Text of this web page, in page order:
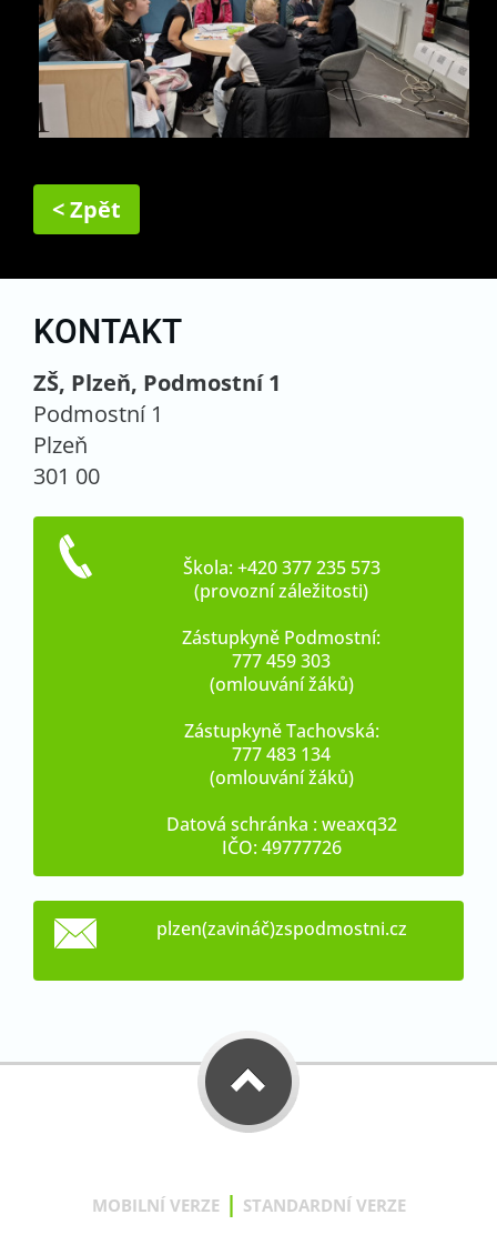
< Zpět
KONTAKT
ZŠ, Plzeň, Podmostní 1
Podmostní 1
Plzeň
301 00
Škola: +420 377 235 573
(provozní záležitosti)
Zástupkyně Podmostní:
777 459 303
(omlouvání žáků)
Zástupkyně Tachovská:
777 483 134
(omlouvání žáků)
Datová schránka : weaxq32
IČO: 49777726
plzen(zavináč)zspodmostni.cz
MOBILNÍ VERZE | STANDARDNÍ VERZE